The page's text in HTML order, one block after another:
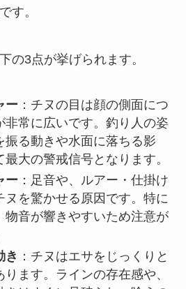
す。
の3点が挙げられます。
ー ：チヌの目は顔の側面につ
非常に広いです。釣り人の姿
振る動きや水面に落ちる影
大の警戒信号となります。
ー ：足音や、ルアー・仕掛け
ヌを驚かせる原因です。特に
物音が響きやすいため注意が
き ：チヌはエサをじっくりと
ます。ラインの存在感や、